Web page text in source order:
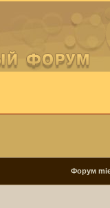
Форум